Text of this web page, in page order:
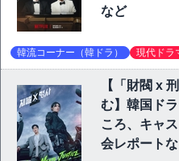
など
韓流コーナー（韓ドラ） 現代ドラ
【「財閥 x
む】韓国ド
ころ、キャ
会レポート